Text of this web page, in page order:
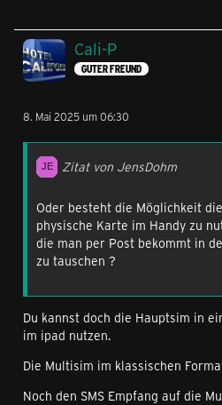
Cali-P
GUTER FREUND
8. Mai 2025 um 06:30
Zitat von JensDohm
Oder besteht die Möglichkeit
physische Karte im Handy zu
die man per Post bekommt in
zu tauschen ?
Du kannst doch die Hauptsim in
im ipad nutzen.
Die Multisim im klassischen
Noch den SMS Empfang auf die